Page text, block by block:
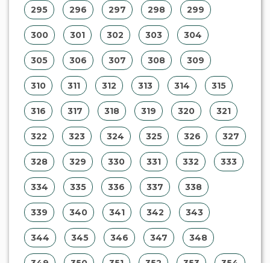
295 296 297 298 299
300 301 302 303 304
305 306 307 308 309
310 311 312 313 314 315
316 317 318 319 320 321
322 323 324 325 326 327
328 329 330 331 332 333
334 335 336 337 338
339 340 341 342 343
344 345 346 347 348